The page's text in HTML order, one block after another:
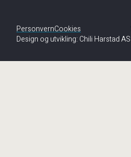
PersonvernCookies
Design og utvikling: Chili Harstad AS